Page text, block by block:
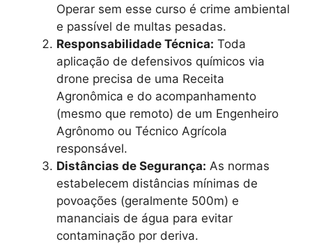
Operar sem esse curso é crime ambiental
e passível de multas pesadas.
Responsabilidade Técnica: Toda
aplicação de defensivos químicos via
drone precisa de uma Receita
Agronômica e do acompanhamento
(mesmo que remoto) de um Engenheiro
Agrônomo ou Técnico Agrícola
responsável.
Distâncias de Segurança: As normas
estabelecem distâncias mínimas de
povoações (geralmente 500m) e
mananciais de água para evitar
contaminação por deriva.